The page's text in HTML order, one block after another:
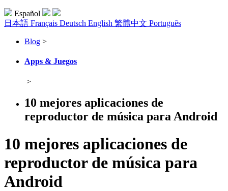
Español
日本語 Français Deutsch English 繁體中文 Português
Blog >
Apps & Juegos
>
10 mejores aplicaciones de
reproductor de música para Android
10 mejores aplicaciones de
reproductor de música para
Android